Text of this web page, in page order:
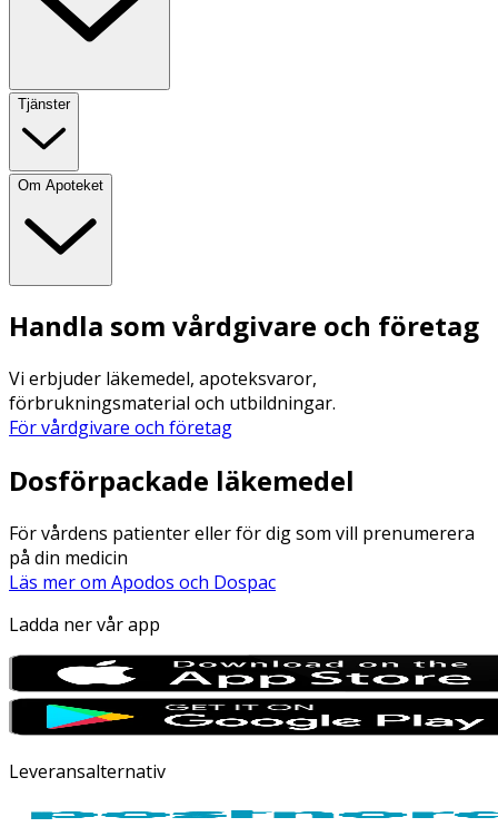
Tjänster
Om Apoteket
Handla som vårdgivare och företag
Vi erbjuder läkemedel, apoteksvaror,
förbrukningsmaterial och utbildningar.
För vårdgivare och företag
Dosförpackade läkemedel
För vårdens patienter eller för dig som vill prenumerera
på din medicin
Läs mer om Apodos och Dospac
Ladda ner vår app
Leveransalternativ